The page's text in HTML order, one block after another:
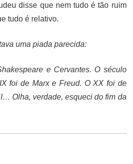
disse que nem tudo é tão ruim
tudo é relativo.
uma piada parecida:
e Cervantes. O século
foi de Marx e Freud. O XX foi de
Olha, verdade, esqueci do fim da